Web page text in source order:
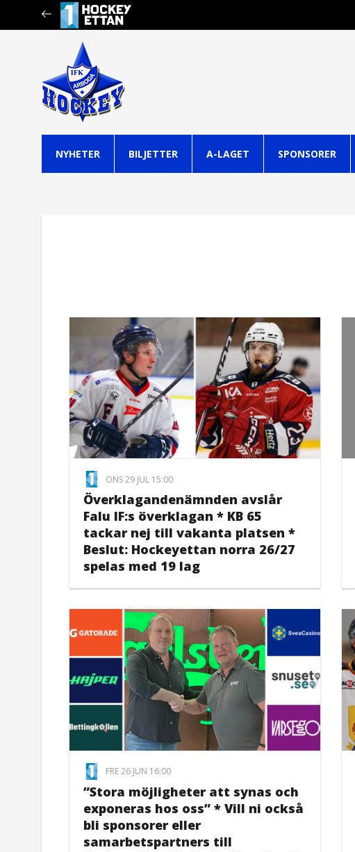
NYHETER BILJETTER A-LAGET SPONSORER
ONS 29 JUL 15:00
Överklagandenämnden avslår
Falu IF:s överklagan * KB 65
tackar nej till vakanta platsen *
Beslut: Hockeyettan norra 26/27
spelas med 19 lag
FRE 26 JUN 16:00
”Stora möjligheter att synas och
exponeras hos oss” * Vill ni också
bli sponsorer eller
samarbetspartners till